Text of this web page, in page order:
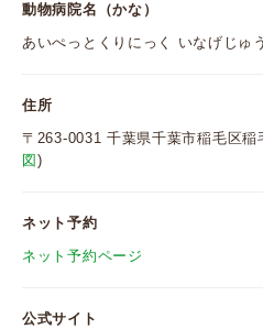
動物病院名（かな）
あいぺっとくりにっく いなげじゅ
住所
〒263-0031 千葉県千葉市稲毛区
図 )
ネット予約
ネット予約ページ
公式サイト